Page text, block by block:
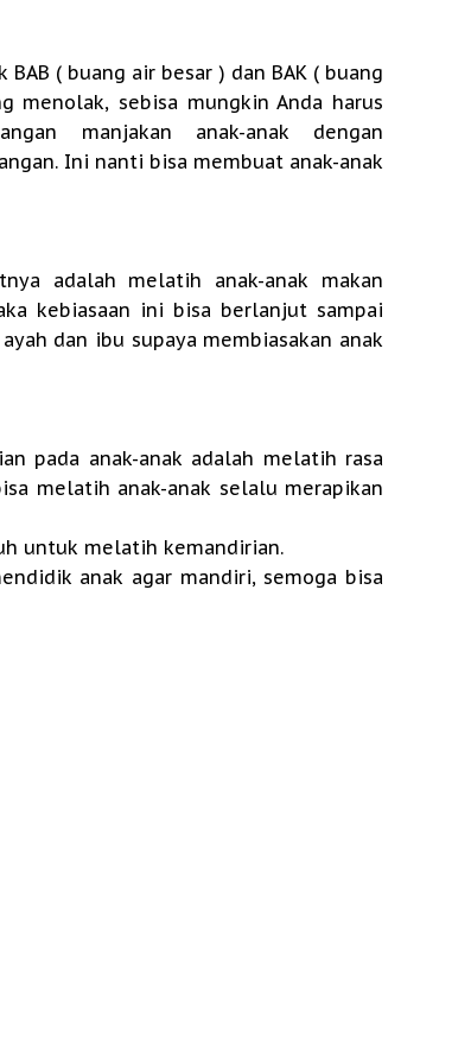
( buang air besar ) dan BAK ( buang
menolak, sebisa mungkin Anda harus
manjakan anak-anak dengan
Ini nanti bisa membuat anak-anak
adalah melatih anak-anak makan
kebiasaan ini bisa berlanjut sampai
dan ibu supaya membiasakan anak
pada anak-anak adalah melatih rasa
melatih anak-anak selalu merapikan
untuk melatih kemandirian.
anak agar mandiri, semoga bisa